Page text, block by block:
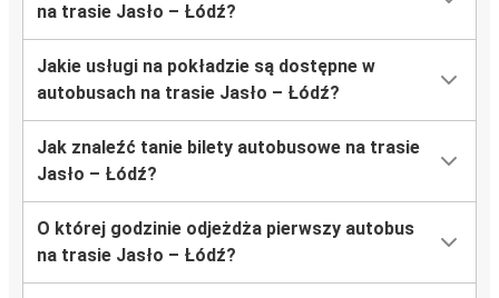
na trasie Jasło – Łódź?
Jakie usługi na pokładzie są dostępne w
autobusach na trasie Jasło – Łódź?
Jak znaleźć tanie bilety autobusowe na trasie
Jasło – Łódź?
O której godzinie odjeżdża pierwszy autobus
na trasie Jasło – Łódź?